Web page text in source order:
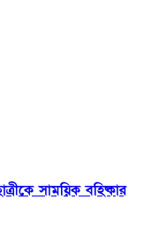
সাময়িক বহিষ্কার